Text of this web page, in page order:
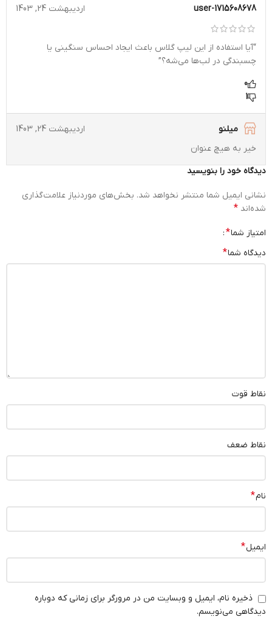
user-1715608678 اردیبهشت 24, 1403
“آیا استفاده از این لیپ گلاس باعث ایجاد احساس سنگینی یا
چسبندگی در لب‌ها می‌شه؟”
0
1
میلنو
اردیبهشت 24, 1403
خیر به هیچ عنوان
دیدگاه خود را بنویسید
نشانی ایمیل شما منتشر نخواهد شد. بخش‌های موردنیاز علامت‌گذاری
شده‌اند *
امتیاز شما*
دیدگاه شما*
نقاط قوت
نقاط ضعف
نام*
ایمیل*
ذخیره نام، ایمیل و وبسایت من در مرورگر برای زمانی که دوباره
دیدگاهی می‌نویسم.